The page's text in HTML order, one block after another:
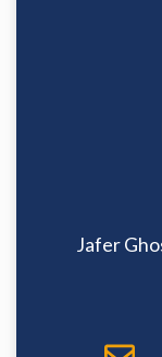
Jafer